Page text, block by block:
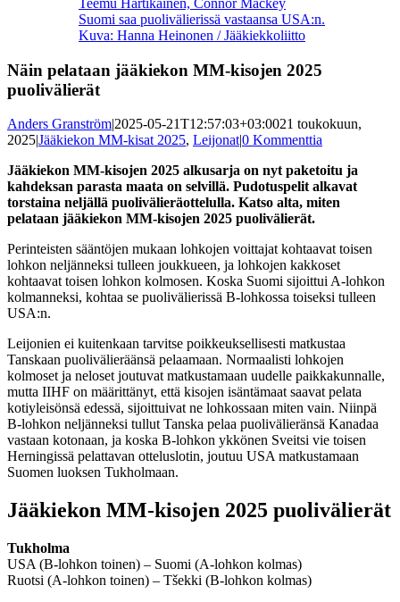
Suomi saa puolivälierissä vastaansa USA:n.
Kuva: Hanna Heinonen / Jääkiekkoliitto
Näin pelataan jääkiekon MM-kisojen 2025
puolivälierät
Anders Granström|2025-05-21T12:57:03+03:0021 toukokuun,
2025|Jääkiekon MM-kisat 2025, Leijonat|0 Kommenttia
Jääkiekon MM-kisojen 2025 alkusarja on nyt paketoitu ja
kahdeksan parasta maata on selvillä. Pudotuspelit alkavat
torstaina neljällä puolivälieräottelulla. Katso alta, miten
pelataan jääkiekon MM-kisojen 2025 puolivälierät.
Perinteisten sääntöjen mukaan lohkojen voittajat kohtaavat toisen
lohkon neljänneksi tulleen joukkueen, ja lohkojen kakkoset
kohtaavat toisen lohkon kolmosen. Koska Suomi sijoittui A-lohkon
kolmanneksi, kohtaa se puolivälierissä B-lohkossa toiseksi tulleen
USA:n.
Leijonien ei kuitenkaan tarvitse poikkeuksellisesti matkustaa
Tanskaan puolivälieräänsä pelaamaan. Normaalisti lohkojen
kolmoset ja neloset joutuvat matkustamaan uudelle paikkakunnalle,
mutta IIHF on määrittänyt, että kisojen isäntämaat saavat pelata
kotiyleisönsä edessä, sijoittuivat ne lohkossaan miten vain. Niinpä
B-lohkon neljänneksi tullut Tanska pelaa puolivälieränsä Kanadaa
vastaan kotonaan, ja koska B-lohkon ykkönen Sveitsi vie toisen
Herningissä pelattavan otteluslotin, joutuu USA matkustamaan
Suomen luoksen Tukholmaan.
Jääkiekon MM-kisojen 2025 puolivälierät
Tukholma
USA (B-lohkon toinen) – Suomi (A-lohkon kolmas)
Ruotsi (A-lohkon toinen) – Tšekki (B-lohkon kolmas)